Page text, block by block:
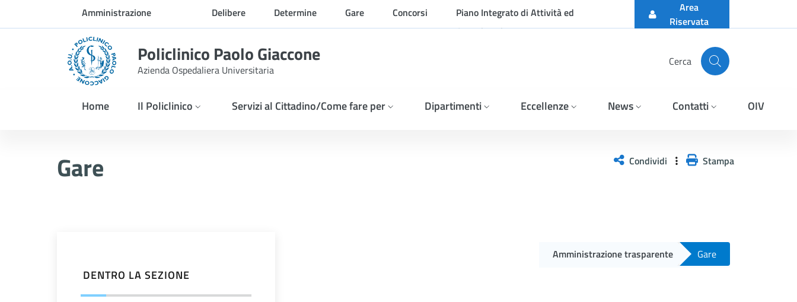
Skip to Main ContentAmministrazione
trasparente
Delibere Determine Gare Concorsi
Piano Integrato di Attività ed
Organizzazione
Area
Riservata
Policlinico Paolo Giaccone
Azienda Ospedaliera Universitaria
Cerca
Home Il Policlinico Servizi al Cittadino/Come fare per Dipartimenti Eccellenze News Contatti OIV
Gare Condividi Stampa
DENTRO LA SEZIONE
Amministrazione trasparente Gare